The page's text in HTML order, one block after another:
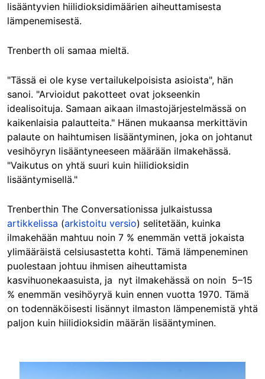
lisääntyvien hiilidioksidimäärien aiheuttamisesta
lämpenemisestä.
Trenberth oli samaa mieltä.
"Tässä ei ole kyse vertailukelpoisista asioista", hän
sanoi. "Arvioidut pakotteet ovat jokseenkin
idealisoituja. Samaan aikaan ilmastojärjestelmässä on
kaikenlaisia palautteita." Hänen mukaansa merkittävin
palaute on haihtumisen lisääntyminen, joka on johtanut
vesihöyryn lisääntyneeseen määrään ilmakehässä.
"Vaikutus on yhtä suuri kuin hiilidioksidin
lisääntymisellä."
Trenberthin The Conversationissa julkaistussa
artikkelissa (arkistoitu versio) selitetään, kuinka
ilmakehään mahtuu noin 7 % enemmän vettä jokaista
ylimääräistä celsiusastetta kohti. Tämä lämpeneminen
puolestaan johtuu ihmisen aiheuttamista
kasvihuonekaasuista, ja nyt ilmakehässä on noin 5–15
% enemmän vesihöyryä kuin ennen vuotta 1970. Tämä
on todennäköisesti lisännyt ilmaston lämpenemistä yhtä
paljon kuin hiilidioksidin määrän lisääntyminen.